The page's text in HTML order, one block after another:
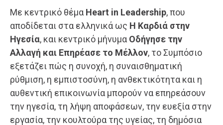
Με κεντρικό θέμα Heart in Leadership, που
αποδίδεται στα ελληνικά ως Η Καρδιά στην
Ηγεσία, και κεντρικό μήνυμα Οδήγησε την
Αλλαγή και Επηρέασε το Μέλλον, το Συμπόσιο
εξετάζει πώς η συνοχή, η συναισθηματική
ρύθμιση, η εμπιστοσύνη, η ανθεκτικότητα και η
αυθεντική επικοινωνία μπορούν να επηρεάσουν
την ηγεσία, τη λήψη αποφάσεων, την ευεξία στην
εργασία, την κουλτούρα της υγείας, τη δημόσια